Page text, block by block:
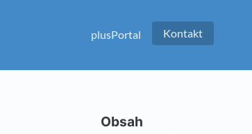
plusPortal Kontakt